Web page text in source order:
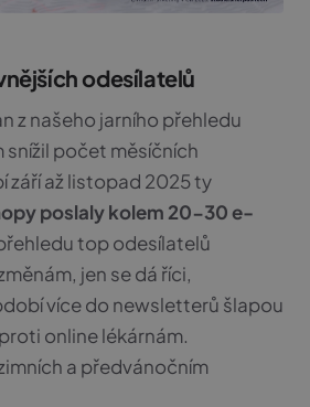
odesílatelů
z našeho jarního přehledu
snížil počet měsíčních
září až listopad 2025 ty
poslaly kolem 20-30 e-
top odesílatelů
jen se dá říci,
více do newsletterů šlapou
online lékárnám.
a předvánočním